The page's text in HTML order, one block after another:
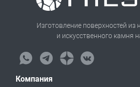
Изготовление поверхностей из
и искусственного камня
Компания